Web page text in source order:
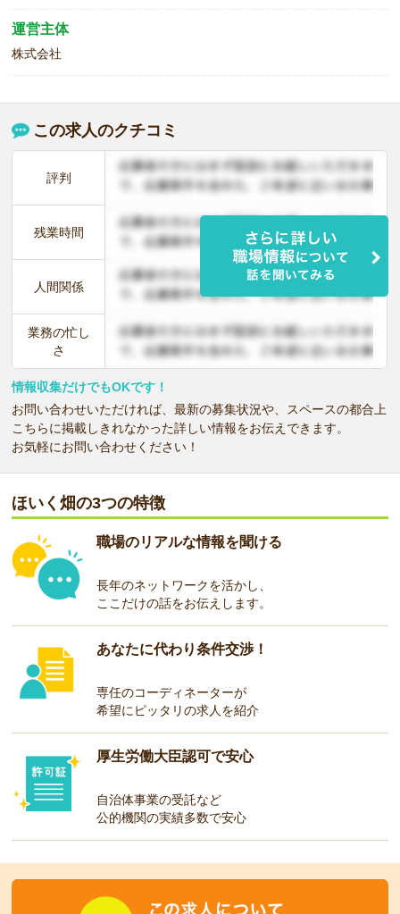
運営主体
株式会社
この求人のクチコミ
評判
残業時間
人間関係
業務の忙し
さ
情報収集だけでもOKです！
お問い合わせいただければ、最新の募集状況や、スペースの都合上
こちらに掲載しきれなかった詳しい情報をお伝えできます。
お気軽にお問い合わせください！
ほいく畑の3つの特徴
職場のリアルな情報を聞ける
長年のネットワークを活かし、
ここだけの話をお伝えします。
あなたに代わり条件交渉！
専任のコーディネーターが
希望にピッタリの求人を紹介
厚生労働大臣認可で安心
自治体事業の受託など
公的機関の実績多数で安心